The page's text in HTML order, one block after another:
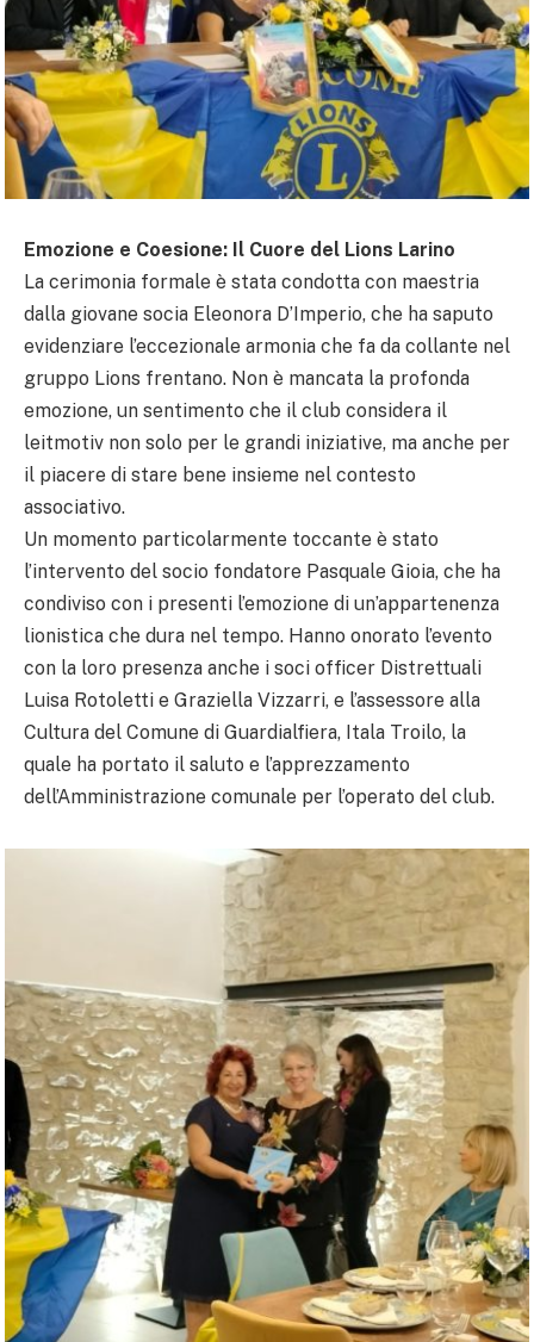
Emozione e Coesione: Il Cuore del Lions Larino
La cerimonia formale è stata condotta con maestria
dalla giovane socia Eleonora D’Imperio, che ha saputo
evidenziare l’eccezionale armonia che fa da collante nel
gruppo Lions frentano. Non è mancata la profonda
emozione, un sentimento che il club considera il
leitmotiv non solo per le grandi iniziative, ma anche per
il piacere di stare bene insieme nel contesto
associativo.
Un momento particolarmente toccante è stato
l’intervento del socio fondatore Pasquale Gioia, che ha
condiviso con i presenti l’emozione di un’appartenenza
lionistica che dura nel tempo. Hanno onorato l’evento
con la loro presenza anche i soci officer Distrettuali
Luisa Rotoletti e Graziella Vizzarri, e l’assessore alla
Cultura del Comune di Guardialfiera, Itala Troilo, la
quale ha portato il saluto e l’apprezzamento
dell’Amministrazione comunale per l’operato del club.